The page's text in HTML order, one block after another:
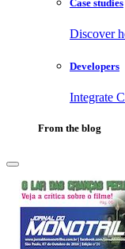
Case studies
Discover
Developers
Integrate
From the blog